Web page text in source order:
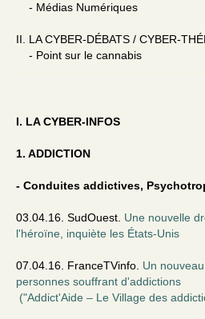
- Médias Numériques
II. LA CYBER-DÉBATS / CYBER-
- Point sur le cannabis
I. LA CYBER-INFOS
1. ADDICTION
- Conduites addictives,
03.04.16. SudOuest. Une nouvelle
l'héroïne, inquiète les États-Unis
07.04.16. FranceTVinfo. Un
personnes souffrant d'addictions
("Addict'Aide – Le Village des